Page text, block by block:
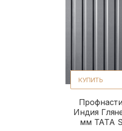
КУПИТЬ
Индия
мм TATA